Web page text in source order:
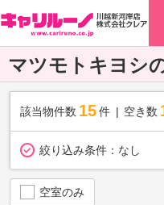
マツモトキヨシ
該当物件数 15件 空き数
絞り込み条件： なし
空室のみ